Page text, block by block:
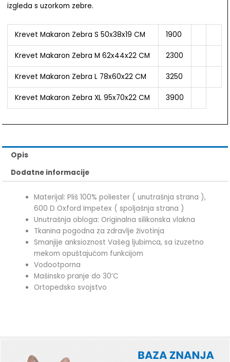
izgleda s uzorkom zebre.
Krevet Makaron Zebra S 50x38x19 CM 1900
Krevet Makaron Zebra M 62x44x22 CM 2300
Krevet Makaron Zebra L 78x60x22 CM 3250
Krevet Makaron Zebra XL 95x70x22 CM 3900
Opis
Dodatne informacije
Materijal: Pliš 100% poliester ( unutrašnja strana ),
600 D Oxford Impetex ( spoljašnja strana )
Unutrašnja obloga: Originalna silikonska vlakna
Tkanina pogodna za zdravlje životinja
Smanjije anksioznost Vašeg ljubimca, sa izuzetno
mekom opuštajućom funkcijom
Vodootporna
Mašinsko pranje do 30’C
Ortopedsko svojstvo